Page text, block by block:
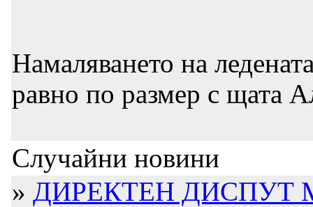
Намаляването на
равно по размер с щата
Случайни новини
» ДИРЕКТЕН ДИСПУТ